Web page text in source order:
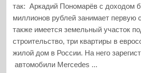
так: Аркадий Пономарёв с доходом
миллионов рублей занимает первую
также имеется земельный участок
строительство, три квартиры в
жилой дом в России. На него
автомобили Mercedes ...